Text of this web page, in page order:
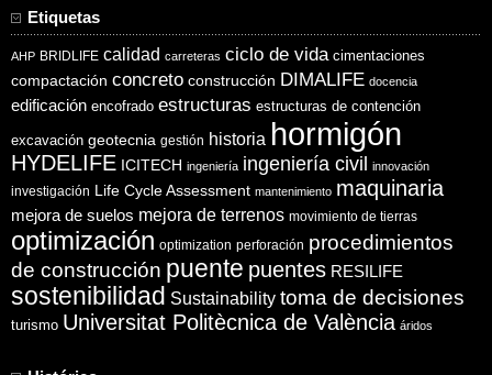
Etiquetas
AHP BRIDLIFE calidad carreteras ciclo de vida cimentaciones
compactación concreto construcción DIMALIFE docencia
edificación encofrado estructuras estructuras de contención
excavación geotecnia gestión historia hormigón
HYDELIFE ICITECH ingeniería ingeniería civil innovación
investigación Life Cycle Assessment mantenimiento maquinaria
mejora de suelos mejora de terrenos movimiento de tierras
optimización optimization perforación procedimientos
de construcción puente puentes RESILIFE
sostenibilidad Sustainability toma de decisiones
turismo Universitat Politècnica de València áridos